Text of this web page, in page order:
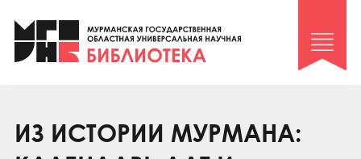
Клуб «Гиря и сельдерей»
Клуб «Семейный архив»
Коллегам
ИЗ ИСТОРИИ МУРМАНА: